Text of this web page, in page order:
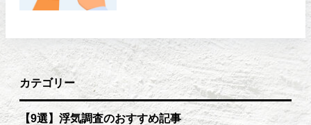
カテゴリー
【9選】浮気調査のおすすめ記事